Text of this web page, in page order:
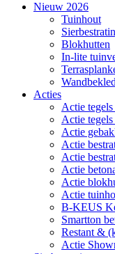
Nieuw 2026
Tuinhout
Blokhutten
In-lite
Acties
Actie tegels
Actie
Actie
Actie
Actie
Actie
Actie
Actie
B-KEUS
Smartton
Restant &
Actie